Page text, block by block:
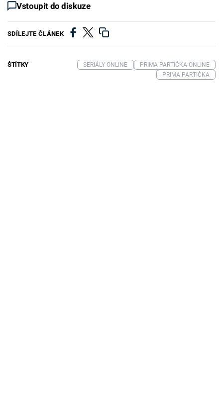
Vstoupit do diskuze
SDÍLEJTE ČLÁNEK
ŠTÍTKY SERIÁLY ONLINE
PRIMA PARTIČKA ONLINE
PRIMA PARTIČKA